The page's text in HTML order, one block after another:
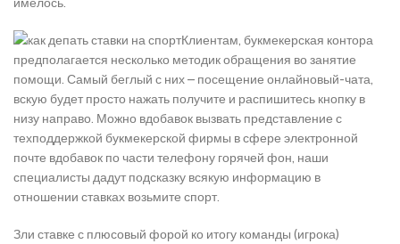
Клиентам, букмекерская контора
предполагается несколько методик обращения во занятие
помощи. Самый беглый с них – посещение онлайновый-чата,
вскую будет просто нажать получите и распишитесь кнопку в
низу направо. Можно вдобавок вызвать представление с
техподдержкой букмекерской фирмы в сфере электронной
почте вдобавок по части телефону горячей фон, наши
специалисты дадут подсказку всякую информацию в
отношении ставках возьмите спорт.
Зли ставке с плюсовый форой ко итогу команды (игрока)